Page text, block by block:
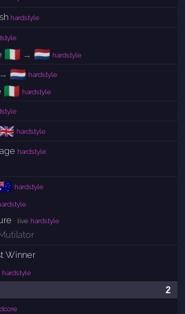
hardstyle
🇮🇹 → 🇳🇱 hardstyle
→ 🇳🇱 hardstyle
🇮🇹 hardstyle
hardstyle
hardstyle
hardstyle
· live hardstyle
Winner
hardstyle
2